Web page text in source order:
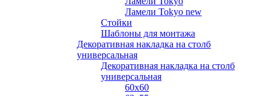
Ламели Tokyo new
Стойки
Шаблоны для монтажа
Декоративная накладка на столб
универсальная
Декоративная накладка на столб
универсальная
60х60